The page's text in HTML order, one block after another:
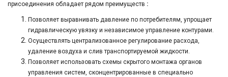
присоединения обладает рядом преимуществ :
Позволяет выравнивать давление по потребителям, упрощает
гидравлическую увязку и независимое управление контурами.
Осуществлять централизованное регулирование расхода,
удаление воздуха и слив транспортируемой жидкости.
Позволяет использовать схемы скрытого монтажа органов
управления систем, сконцентрированные в специально